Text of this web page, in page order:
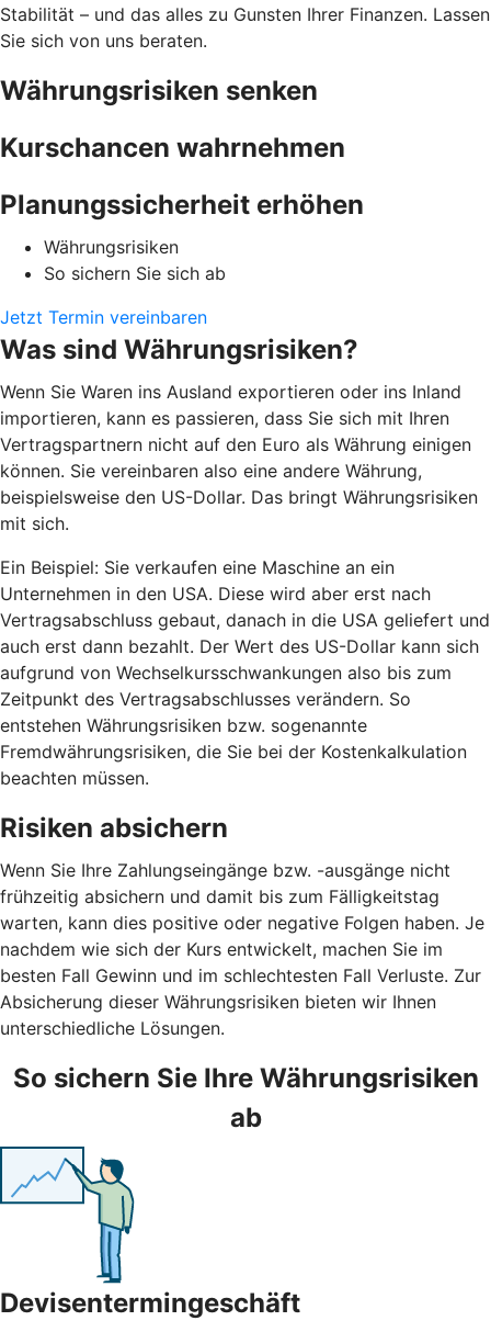
Stabilität – und das alles zu Gunsten Ihrer Finanzen. Lassen
Sie sich von uns beraten.
Währungsrisiken senken
Kurschancen wahrnehmen
Planungssicherheit erhöhen
Währungsrisiken
So sichern Sie sich ab
Jetzt Termin vereinbaren
Was sind Währungsrisiken?
Wenn Sie Waren ins Ausland exportieren oder ins Inland
importieren, kann es passieren, dass Sie sich mit Ihren
Vertragspartnern nicht auf den Euro als Währung einigen
können. Sie vereinbaren also eine andere Währung,
beispielsweise den US-Dollar. Das bringt Währungsrisiken
mit sich.
Ein Beispiel: Sie verkaufen eine Maschine an ein
Unternehmen in den USA. Diese wird aber erst nach
Vertragsabschluss gebaut, danach in die USA geliefert und
auch erst dann bezahlt. Der Wert des US-Dollar kann sich
aufgrund von Wechselkursschwankungen also bis zum
Zeitpunkt des Vertragsabschlusses verändern. So
entstehen Währungsrisiken bzw. sogenannte
Fremdwährungsrisiken, die Sie bei der Kostenkalkulation
beachten müssen.
Risiken absichern
Wenn Sie Ihre Zahlungseingänge bzw. -ausgänge nicht
frühzeitig absichern und damit bis zum Fälligkeitstag
warten, kann dies positive oder negative Folgen haben. Je
nachdem wie sich der Kurs entwickelt, machen Sie im
besten Fall Gewinn und im schlechtesten Fall Verluste. Zur
Absicherung dieser Währungsrisiken bieten wir Ihnen
unterschiedliche Lösungen.
So sichern Sie Ihre Währungsrisiken
ab
Devisentermingeschäft